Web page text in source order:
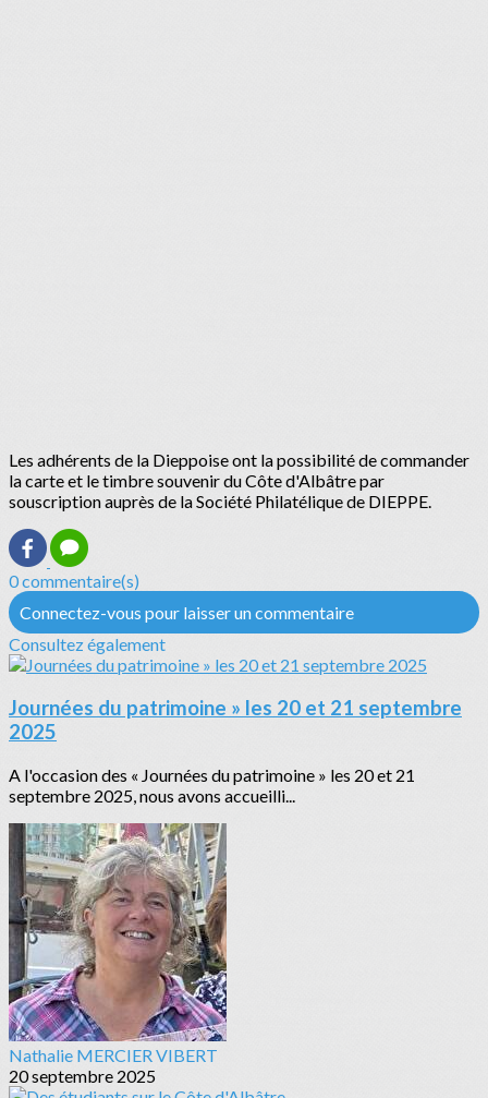
Les adhérents de la Dieppoise ont la possibilité de commander
la carte et le timbre souvenir du Côte d'Albâtre par
souscription auprès de la Société Philatélique de DIEPPE.
0 commentaire(s)
Connectez-vous pour laisser un commentaire
Consultez également
Journées du patrimoine » les 20 et 21 septembre
2025
A l'occasion des « Journées du patrimoine » les 20 et 21
septembre 2025, nous avons accueilli...
Nathalie MERCIER VIBERT
20 septembre 2025